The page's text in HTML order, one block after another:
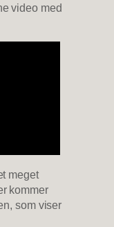
video med
meget
kommer
som viser